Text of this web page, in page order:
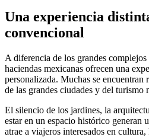
Una experiencia
convencional
A diferencia de los grandes
haciendas mexicanas ofrecen una
personalizada. Muchas se encuentran
de las grandes ciudades y del turismo
El silencio de los jardines, la
estar en un espacio histórico generan
atrae a viajeros interesados en